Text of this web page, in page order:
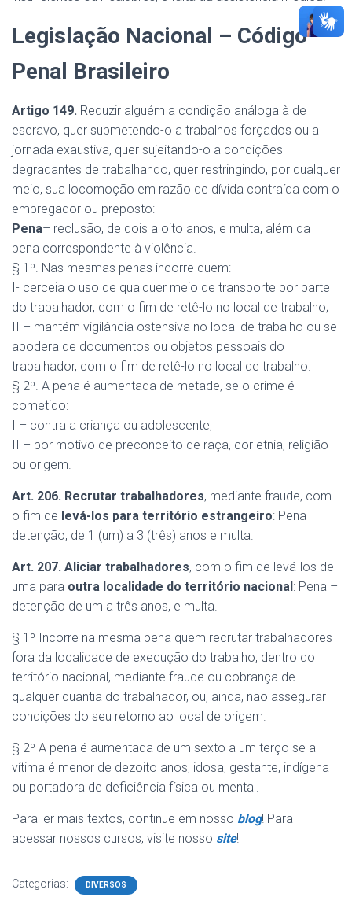
Legislação Nacional – Código
Penal Brasileiro
Artigo 149. Reduzir alguém a condição análoga à de
escravo, quer submetendo-o a trabalhos forçados ou a
jornada exaustiva, quer sujeitando-o a condições
degradantes de trabalhando, quer restringindo, por qualquer
meio, sua locomoção em razão de dívida contraída com o
empregador ou preposto:
Pena– reclusão, de dois a oito anos, e multa, além da
pena correspondente à violência.
§ 1º. Nas mesmas penas incorre quem:
I- cerceia o uso de qualquer meio de transporte por parte
do trabalhador, com o fim de retê-lo no local de trabalho;
II – mantém vigilância ostensiva no local de trabalho ou se
apodera de documentos ou objetos pessoais do
trabalhador, com o fim de retê-lo no local de trabalho.
§ 2º. A pena é aumentada de metade, se o crime é
cometido:
I – contra a criança ou adolescente;
II – por motivo de preconceito de raça, cor etnia, religião
ou origem.
Art. 206. Recrutar trabalhadores, mediante fraude, com
o fim de levá-los para território estrangeiro: Pena –
detenção, de 1 (um) a 3 (três) anos e multa.
Art. 207. Aliciar trabalhadores, com o fim de levá-los de
uma para outra localidade do território nacional: Pena –
detenção de um a três anos, e multa.
§ 1º Incorre na mesma pena quem recrutar trabalhadores
fora da localidade de execução do trabalho, dentro do
território nacional, mediante fraude ou cobrança de
qualquer quantia do trabalhador, ou, ainda, não assegurar
condições do seu retorno ao local de origem.
§ 2º A pena é aumentada de um sexto a um terço se a
vítima é menor de dezoito anos, idosa, gestante, indígena
ou portadora de deficiência física ou mental.
Para ler mais textos, continue em nosso blog! Para
acessar nossos cursos, visite nosso site!
Categorias: DIVERSOS